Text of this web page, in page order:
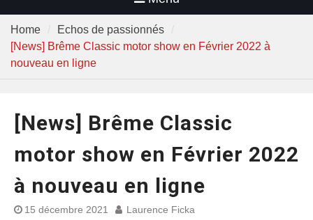
Home
Echos de passionnés
[News] Brême Classic motor show en Février 2022 à
nouveau en ligne
[News] Brême Classic
motor show en Février 2022
à nouveau en ligne
15 décembre 2021 Laurence Ficka